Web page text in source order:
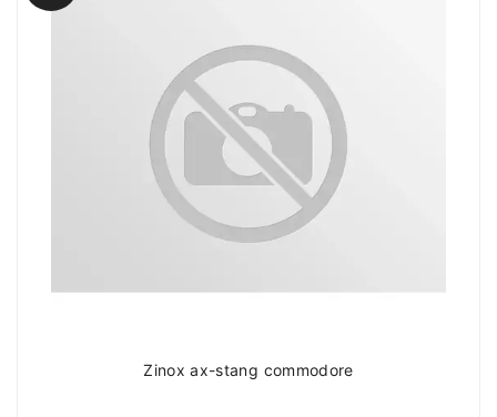
Zinox ax-stang commodore